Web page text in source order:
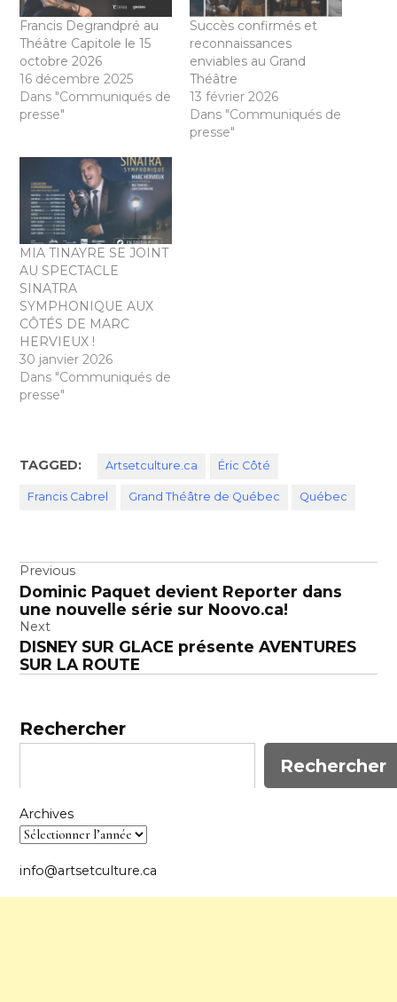
Francis Degrandpré au
Théâtre Capitole le 15
octobre 2026
16 décembre 2025
Dans "Communiqués de
presse"
Succès confirmés et
reconnaissances
enviables au Grand
Théâtre
13 février 2026
Dans "Communiqués de
presse"
MIA TINAYRE SE JOINT
AU SPECTACLE
SINATRA
SYMPHONIQUE AUX
CÔTÉS DE MARC
HERVIEUX !
30 janvier 2026
Dans "Communiqués de
presse"
TAGGED: Artsetculture.ca Éric Côté
Francis Cabrel Grand Théâtre de Québec Québec
Navigation
de
l’article
Previous
Dominic Paquet devient Reporter dans
une nouvelle série sur Noovo.ca!
Next
DISNEY SUR GLACE présente AVENTURES
SUR LA ROUTE
Rechercher
Rechercher
Archives
info@artsetculture.ca